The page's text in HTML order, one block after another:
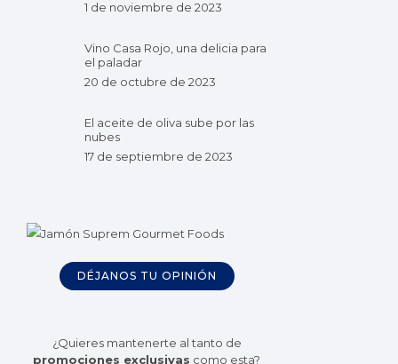
1 de noviembre de 2023
Vino Casa Rojo, una delicia para
el paladar
20 de octubre de 2023
El aceite de oliva sube por las
nubes
17 de septiembre de 2023
DÉJANOS TU OPINIÓN
¿Quieres mantenerte al tanto de
promociones exclusivas como esta?